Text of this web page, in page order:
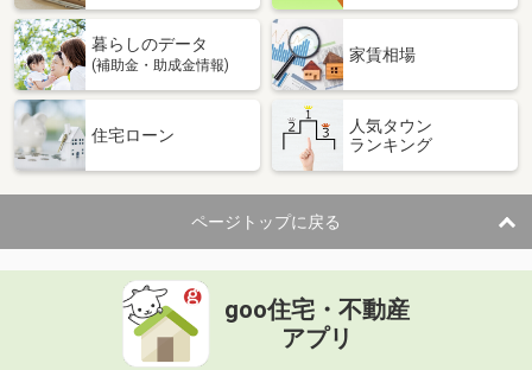
暮らしのデータ
(補助金・助成金情報)
家賃相場
住宅ローン
人気タウン
ランキング
ページトップに戻る
goo住宅・不動産
アプリ